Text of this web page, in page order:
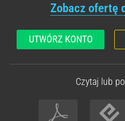
Zobacz ofertę
UTWÓRZ KONTO
Czytaj lub